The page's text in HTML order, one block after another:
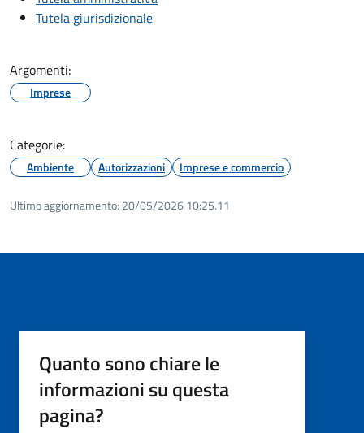
Tutela giurisdizionale
Argomenti:
Imprese
Categorie:
Ambiente Autorizzazioni Imprese e commercio
Ultimo aggiornamento: 20/05/2026 10:25.11
Quanto sono chiare le
informazioni su questa
pagina?